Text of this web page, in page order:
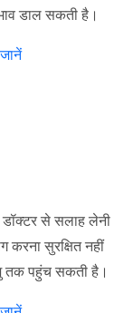
डाल सकती है।
से सलाह लेनी
करना सुरक्षित नहीं
तक पहुंच सकती है।